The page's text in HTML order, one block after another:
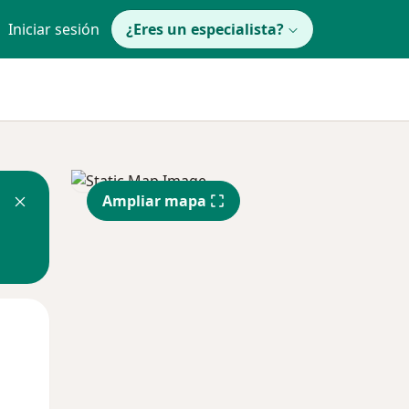
Iniciar sesión ¿Eres un especialista?
Ampliar mapa